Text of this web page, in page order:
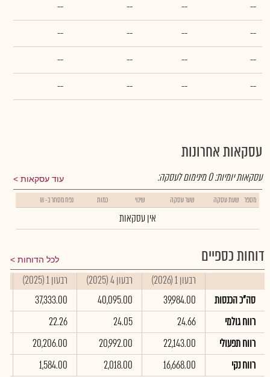
--
--
--
--
--
--
--
--
--
--
--
--
--
--
--
--
עסקאות אחרונות
עוד עסקאות עסקאות יומיות:0מינימום לעסקה:
מספר שעת עסקה שער עסקה שינוי כמות נפח מסחר ב- ₪
אין עסקאות
דוחות כספיים לכל הדוחות
רבעון 1 (2026) רבעון 4 (2025) רבעון 1 (2025)
סה"כ הכנסות
39,984.00
40,095.00
37,333.00
רווח גולמי
24.66
24.05
22.26
רווח תפעולי
22,143.00
20,992.00
20,206.00
רווח נקי
16,668.00
2,018.00
1,584.00